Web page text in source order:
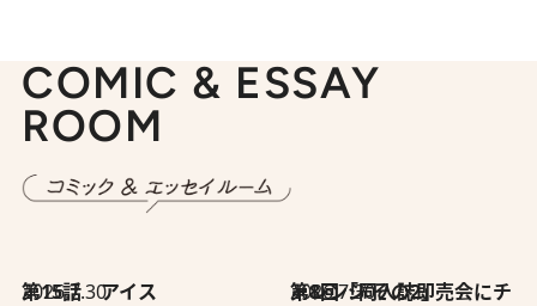
COMIC & ESSAY
ROOM
2026.7.30
第15話 アイス 2026.7.30
第8回「同人誌即売会にチャレンジ その2」